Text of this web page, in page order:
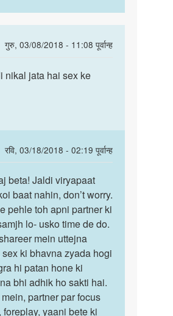
गुरु, 03/08/2018 - 11:08 पूर्वान्ह
kya
nikal jata hai sex ke
रवि, 03/18/2018 - 02:19 पूर्वान्ह
beta! Jaldi viryapaat
baat nahin, don’t worry.
pehle toh apni partner ki
lo- usko time de do.
mein uttejna
ki bhavna zyada hogi
hi patan hone ki
bhi adhik ho sakti hai.
partner par focus
yaani bete ki